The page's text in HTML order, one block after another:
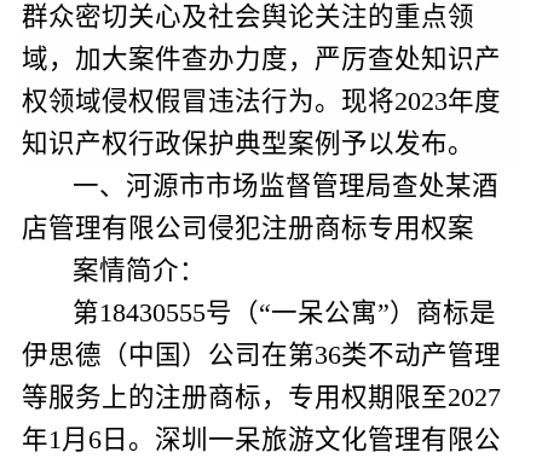
群众密切关心及社会舆论关注的重点领
域，加大案件查办力度，严厉查处知识产
权领域侵权假冒违法行为。现将2023年度
知识产权行政保护典型案例予以发布。
一、河源市市场监督管理局查处某酒
店管理有限公司侵犯注册商标专用权案
案情简介：
第18430555号（“一呆公寓”）商标是
伊思德（中国）公司在第36类不动产管理
等服务上的注册商标，专用权期限至2027
年1 月 6日。深圳一呆旅游文化管理有限公